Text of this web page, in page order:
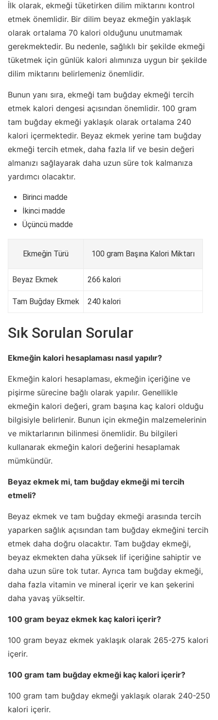
İlk olarak, ekmeği tüketirken dilim miktarını kontrol
etmek önemlidir. Bir dilim beyaz ekmeğin yaklaşık
olarak ortalama 70 kalori olduğunu unutmamak
gerekmektedir. Bu nedenle, sağlıklı bir şekilde ekmeği
tüketmek için günlük kalori alımınıza uygun bir şekilde
dilim miktarını belirlemeniz önemlidir.
Bunun yanı sıra, ekmeği tam buğday ekmeği tercih
etmek kalori dengesi açısından önemlidir. 100 gram
tam buğday ekmeği yaklaşık olarak ortalama 240
kalori içermektedir. Beyaz ekmek yerine tam buğday
ekmeği tercih etmek, daha fazla lif ve besin değeri
almanızı sağlayarak daha uzun süre tok kalmanıza
yardımcı olacaktır.
Birinci madde
İkinci madde
Üçüncü madde
Ekmeğin Türü 100 gram Başına Kalori Miktarı
Beyaz Ekmek 266 kalori
Tam Buğday Ekmek 240 kalori
Sık Sorulan Sorular
Ekmeğin kalori hesaplaması nasıl yapılır?
Ekmeğin kalori hesaplaması, ekmeğin içeriğine ve
pişirme sürecine bağlı olarak yapılır. Genellikle
ekmeğin kalori değeri, gram başına kaç kalori olduğu
bilgisiyle belirlenir. Bunun için ekmeğin malzemelerinin
ve miktarlarının bilinmesi önemlidir. Bu bilgileri
kullanarak ekmeğin kalori değerini hesaplamak
mümkündür.
Beyaz ekmek mi, tam buğday ekmeği mi tercih
etmeli?
Beyaz ekmek ve tam buğday ekmeği arasında tercih
yaparken sağlık açısından tam buğday ekmeğini tercih
etmek daha doğru olacaktır. Tam buğday ekmeği,
beyaz ekmekten daha yüksek lif içeriğine sahiptir ve
daha uzun süre tok tutar. Ayrıca tam buğday ekmeği,
daha fazla vitamin ve mineral içerir ve kan şekerini
daha yavaş yükseltir.
100 gram beyaz ekmek kaç kalori içerir?
100 gram beyaz ekmek yaklaşık olarak 265-275 kalori
içerir.
100 gram tam buğday ekmeği kaç kalori içerir?
100 gram tam buğday ekmeği yaklaşık olarak 240-250
kalori içerir.